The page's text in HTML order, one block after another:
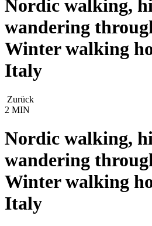
Nordic walking,
wandering
Winter walking
Italy
Zurück
2 MIN
Nordic walking,
wandering
Winter walking
Italy